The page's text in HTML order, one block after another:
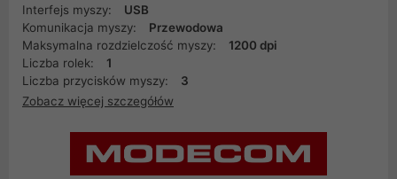
Interfejs myszy:
USB
Komunikacja myszy:
Przewodowa
Maksymalna rozdzielczość myszy:
1200 dpi
Liczba rolek:
1
Liczba przycisków myszy:
3
Zobacz więcej szczegółów